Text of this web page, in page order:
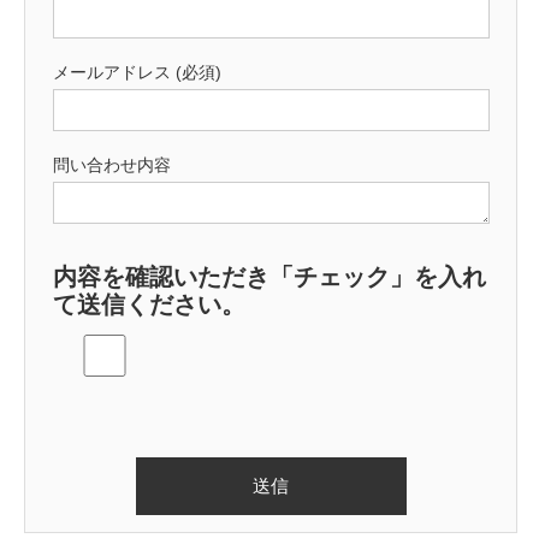
メールアドレス (必須)
問い合わせ内容
内容を確認いただき「チェック」を入れ
て送信ください。